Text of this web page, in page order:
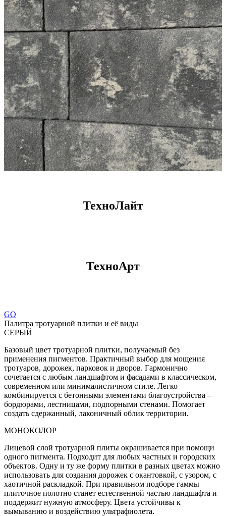
ТехноЛайт
ТехноАрт
GO
Палитра тротуарной плитки и её виды
СЕРЫЙ
Базовый цвет тротуарной плитки, получаемый без
применения пигментов. Практичный выбор для мощения
тротуаров, дорожек, парковок и дворов. Гармонично
сочетается с любым ландшафтом и фасадами в классическом,
современном или минималистичном стиле. Легко
комбинируется с бетонными элементами благоустройства –
бордюрами, лестницами, подпорными стенами. Помогает
создать сдержанный, лаконичный облик территории.
МОНОКОЛОР
Лицевой слой тротуарной плиты окрашивается при помощи
одного пигмента. Подходит для любых частных и городских
объектов. Одну и ту же форму плитки в разных цветах можно
использовать для создания дорожек с окантовкой, с узором, с
хаотичной раскладкой. При правильном подборе гаммы
плиточное полотно станет естественной частью ландшафта и
поддержит нужную атмосферу. Цвета устойчивы к
вымыванию и воздействию ультрафиолета.